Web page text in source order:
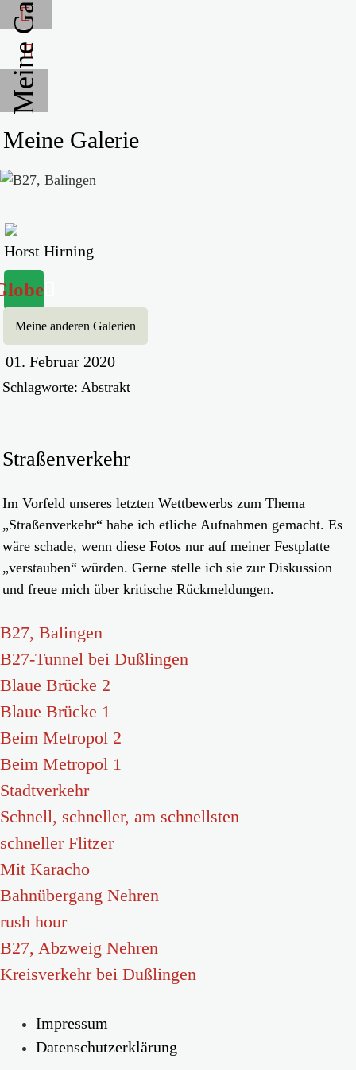
Zum
Inhalt
springen
Meine Galerie
Horst Hirning
Meine anderen Galerien
01. Februar 2020
Schlagworte: Abstrakt
Straßenverkehr
Im Vorfeld unseres letzten Wettbewerbs zum Thema
„Straßenverkehr“ habe ich etliche Aufnahmen gemacht. Es
wäre schade, wenn diese Fotos nur auf meiner Festplatte
„verstauben“ würden. Gerne stelle ich sie zur Diskussion
und freue mich über kritische Rückmeldungen.
B27, Balingen
B27-Tunnel bei Dußlingen
Blaue Brücke 2
Blaue Brücke 1
Beim Metropol 2
Beim Metropol 1
Stadtverkehr
Schnell, schneller, am schnellsten
schneller Flitzer
Mit Karacho
Bahnübergang Nehren
rush hour
B27, Abzweig Nehren
Kreisverkehr bei Dußlingen
Impressum
Datenschutzerklärung